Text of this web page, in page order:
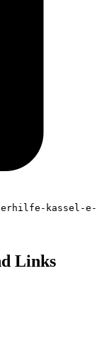
kassel-e-
Links